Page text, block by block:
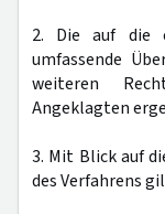
2. Die auf die
umfassende
weiteren
Angeklagten
3. Mit Blick auf
des Verfahrens